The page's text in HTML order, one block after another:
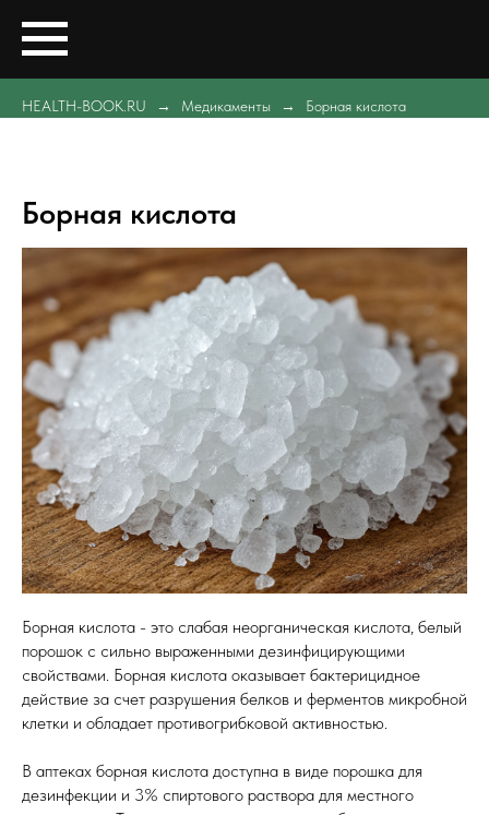
HEALTH-BOOK.RU Медикаменты Борная кислота
Борная кислота
Борная кислота - это слабая неорганическая кислота, белый
порошок с сильно выраженными дезинфицирующими
свойствами. Борная кислота оказывает бактерицидное
действие за счет разрушения белков и ферментов микробной
клетки и обладает противогрибковой активностью.
В аптеках борная кислота доступна в виде порошка для
дезинфекции и 3% спиртового раствора для местного